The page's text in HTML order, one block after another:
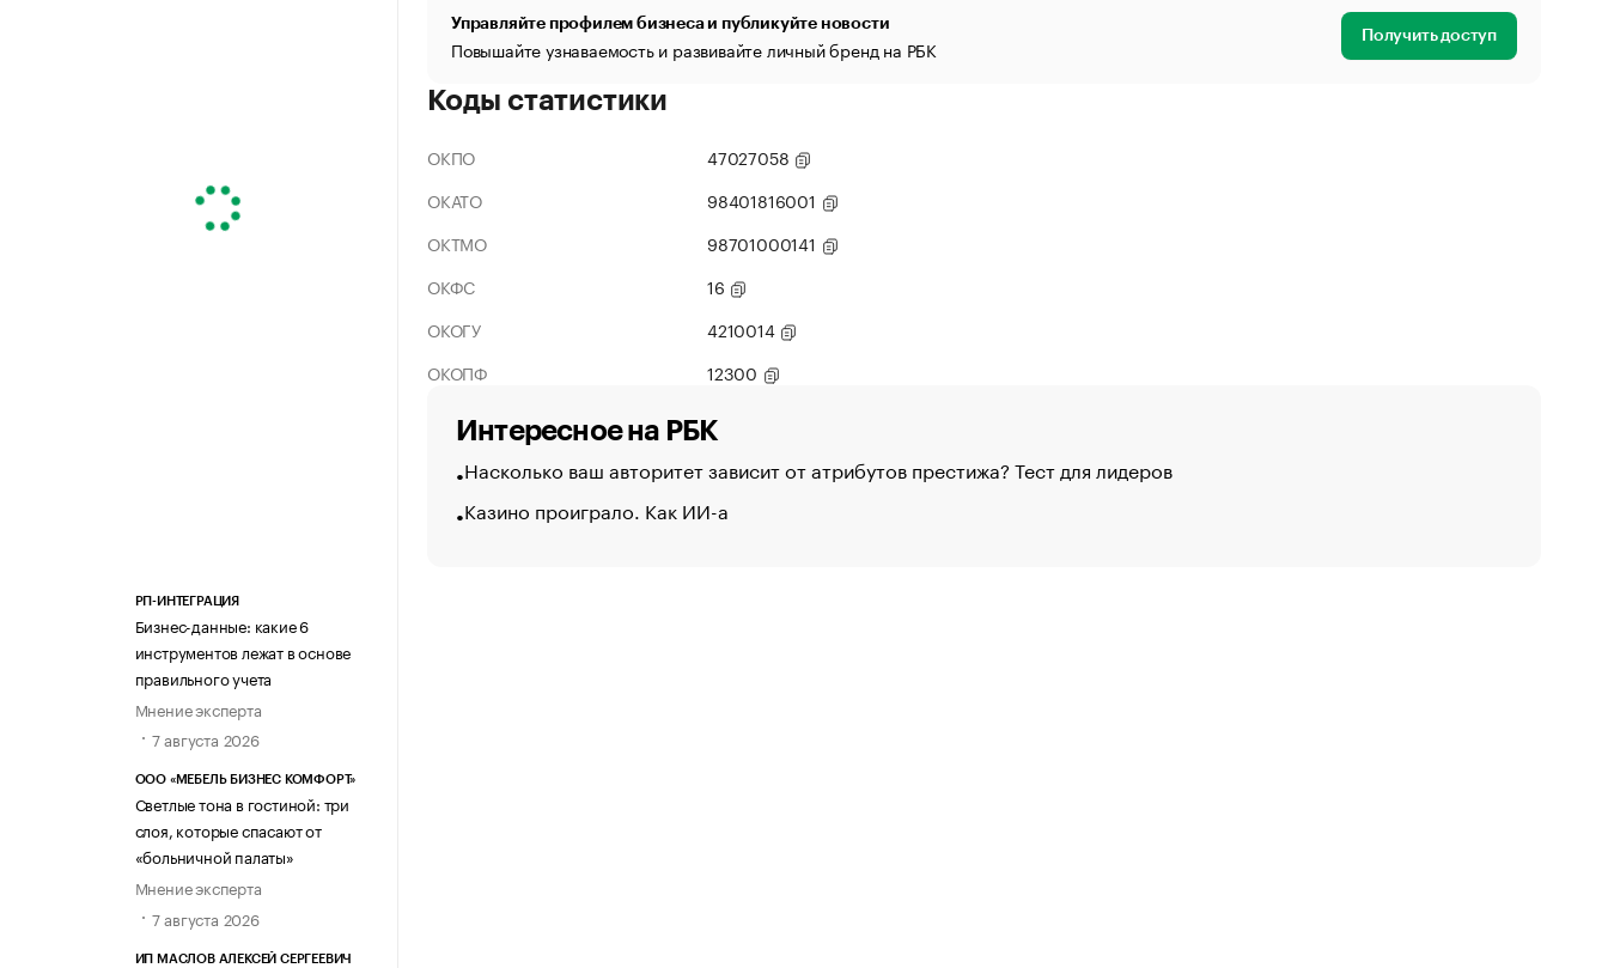
РП-ИНТЕГРАЦИЯ
Бизнес-данные: какие 6
инструментов лежат в основе
правильного учета
Мнение эксперта
7 августа 2026
ООО «МЕБЕЛЬ БИЗНЕС КОМФОРТ»
Светлые тона в гостиной: три
слоя, которые спасают от
«больничной палаты»
Мнение эксперта
7 августа 2026
ИП МАСЛОВ АЛЕКСЕЙ СЕРГЕЕВИЧ
Управляйте профилем бизнеса и публикуйте новости
Повышайте узнаваемость и развивайте личный бренд на РБК Получить доступ
Коды статистики
ОКПО
47027058
ОКАТО
98401816001
ОКТМО
98701000141
ОКФС
16
ОКОГУ
4210014
ОКОПФ
12300
Интересное на РБК
Насколько ваш авторитет зависит от атрибутов престижа? Тест для лидеров
Казино проиграло. Как ИИ-а